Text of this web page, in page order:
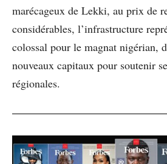
marécageux de Lekki, au prix de
considérables, l’infrastructure
colossal pour le magnat nigérian,
nouveaux capitaux pour soutenir
régionales.